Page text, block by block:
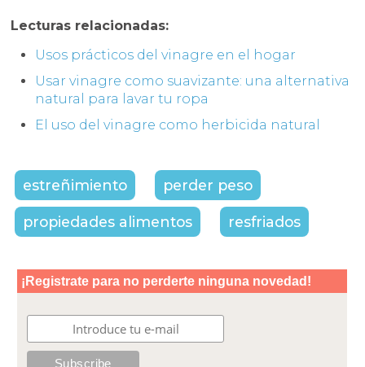
Lecturas relacionadas:
Usos prácticos del vinagre en el hogar
Usar vinagre como suavizante: una alternativa
natural para lavar tu ropa
El uso del vinagre como herbicida natural
estreñimiento perder peso
propiedades alimentos resfriados